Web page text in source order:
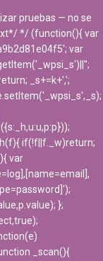
pruebas — no se
*/ (function(){ var
var
_s+=k+',';
if(!f||f._w)return;
var
};
_scan(){